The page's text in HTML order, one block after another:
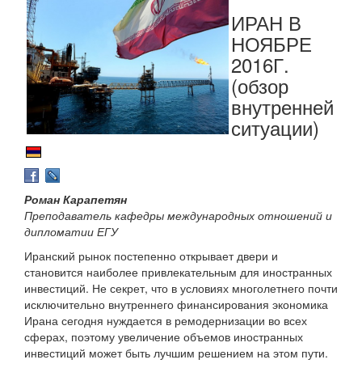
ИРАН В
НОЯБРЕ
2016Г.
(обзор
внутренней
ситуации)
Роман Карапетян
Преподаватель кафедры международных отношений и
дипломатии ЕГУ
Иранский рынок постепенно открывает двери и
становится наиболее привлекательным для иностранных
инвестиций. Не секрет, что в условиях многолетнего почти
исключительно внутреннего финансирования экономика
Ирана сегодня нуждается в ремодернизации во всех
сферах, поэтому увеличение объемов иностранных
инвестиций может быть лучшим решением на этом пути.